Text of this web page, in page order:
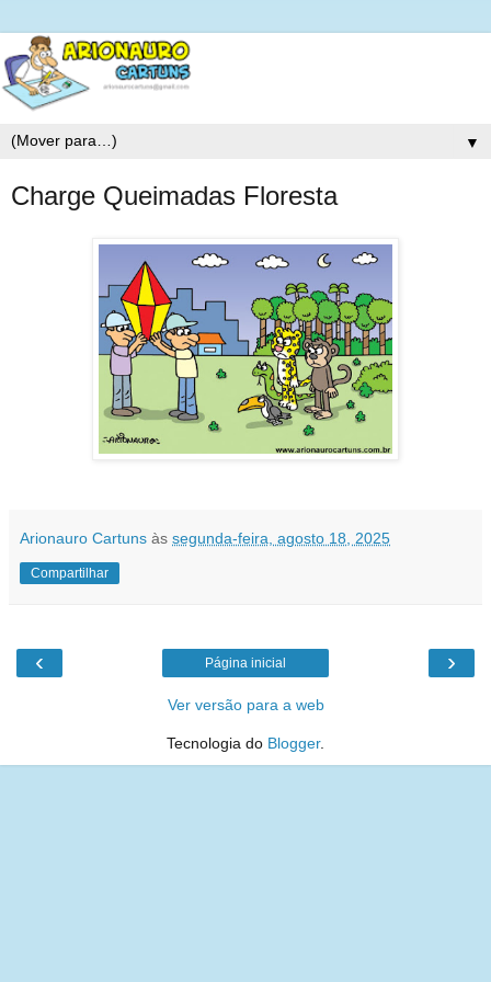
▼
Charge Queimadas Floresta
Arionauro Cartuns às segunda-feira, agosto 18, 2025
Compartilhar
‹ ›
Página inicial
Ver versão para a web
Tecnologia do Blogger.